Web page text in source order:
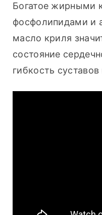
Богатое жирными
фосфолипидами и
масло криля
состояние
гибкость